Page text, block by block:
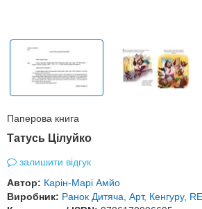
Паперова книга
Татусь Цілуйко
залишити відгук
Автор: Карін-Марі Амйо
Виробник: Ранок Дитяча, Арт, Кенгуру,